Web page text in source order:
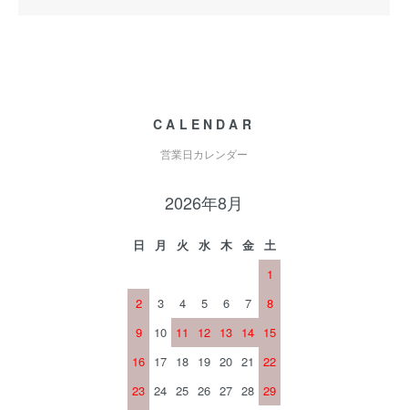
CALENDAR
営業日カレンダー
2026年8月
日 月 火 水 木 金
土
1
2
3 4 5 6 7
8
9
10 11 12 13 14 15
16 17 18 19 20 21
22
23 24 25 26 27 28 29